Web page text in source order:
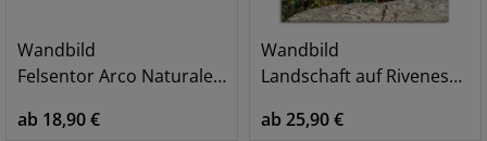
Wandbild
Felsentor Arco Naturale Capri, Italien
ab 18,90 €
Wandbild
Landschaft auf Riveneset in Norwegen
ab 25,90 €